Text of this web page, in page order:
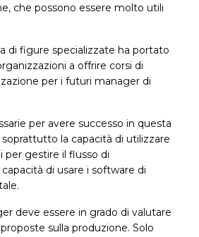
che possono essere molto utili
di figure specializzate ha portato
a offrire corsi di
per i futuri manager di
per avere successo in questa
la capacità di utilizzare
gestire il flusso di
di usare i software di
deve essere in grado di valutare
sulla produzione. Solo